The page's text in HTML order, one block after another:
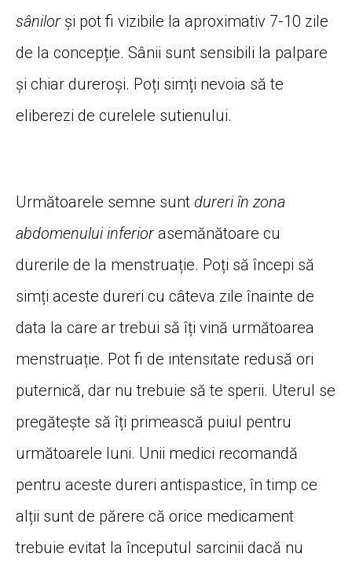
sânilor și pot fi vizibile la aproximativ 7-10 zile
de la concepție. Sânii sunt sensibili la palpare
și chiar dureroși. Poți simți nevoia să te
eliberezi de curelele sutienului.
Următoarele semne sunt dureri în zona
abdomenului inferior asemănătoare cu
durerile de la menstruație. Poți să începi să
simți aceste dureri cu câteva zile înainte de
data la care ar trebui să îți vină următoarea
menstruație. Pot fi de intensitate redusă ori
puternică, dar nu trebuie să te sperii. Uterul se
pregătește să îți primească puiul pentru
următoarele luni. Unii medici recomandă
pentru aceste dureri antispastice, în timp ce
alții sunt de părere că orice medicament
trebuie evitat la începutul sarcinii dacă nu